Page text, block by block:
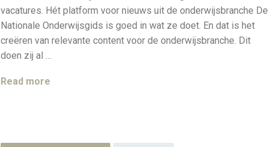
vacatures. Hét platform voor nieuws uit de onderwijsbranche De
Nationale Onderwijsgids is goed in wat ze doet. En dat is het
creëren van relevante content voor de onderwijsbranche. Dit
doen zij al …
Read more